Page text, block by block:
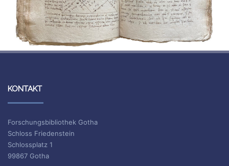
KONTAKT
Forschungsbibliothek Gotha
Schloss Friedenstein
Schlossplatz 1
99867 Gotha